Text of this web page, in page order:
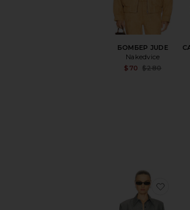
БОМБЕР JUDE
Nakedvice
$70 $280